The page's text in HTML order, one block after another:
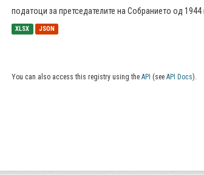
податоци за претседателите на Собранието од
XLSX JSON
You can also access this registry using the API (see API Docs).